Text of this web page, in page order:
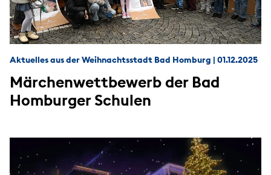
Aktuelles aus der Weihnachtsstadt Bad Homburg | 01.12.2025
Märchenwettbewerb der Bad
Homburger Schulen